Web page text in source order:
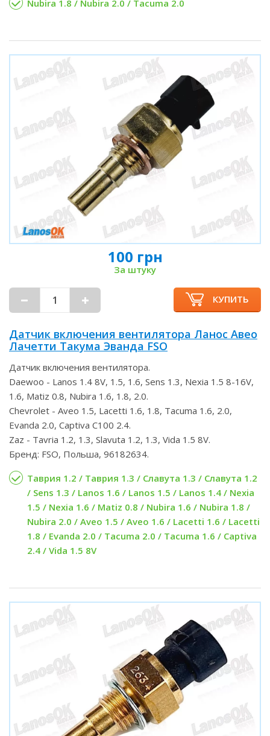
Nubira 1.8 / Nubira 2.0 / Tacuma 2.0
100 грн
За штуку
КУПИТЬ
Датчик включения вентилятора Ланос Авео
Лачетти Такума Эванда FSO
Датчик включения вентилятора.
Daewoo - Lanos 1.4 8V, 1.5, 1.6, Sens 1.3, Nexia 1.5 8-16V,
1.6, Matiz 0.8, Nubira 1.6, 1.8, 2.0.
Chevrolet - Aveo 1.5, Lacetti 1.6, 1.8, Tacuma 1.6, 2.0,
Evanda 2.0, Captiva C100 2.4.
Zaz - Tavria 1.2, 1.3, Slavuta 1.2, 1.3, Vida 1.5 8V.
Бренд: FSO, Польша, 96182634.
Таврия 1.2 / Таврия 1.3 / Славута 1.3 / Славута 1.2
/ Sens 1.3 / Lanos 1.6 / Lanos 1.5 / Lanos 1.4 / Nexia
1.5 / Nexia 1.6 / Matiz 0.8 / Nubira 1.6 / Nubira 1.8 /
Nubira 2.0 / Aveo 1.5 / Aveo 1.6 / Lacetti 1.6 / Lacetti
1.8 / Evanda 2.0 / Tacuma 2.0 / Tacuma 1.6 / Captiva
2.4 / Vida 1.5 8V